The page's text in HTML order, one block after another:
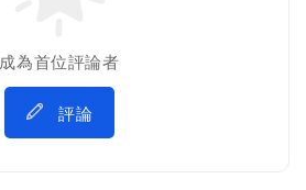
成為首位評論者
評論